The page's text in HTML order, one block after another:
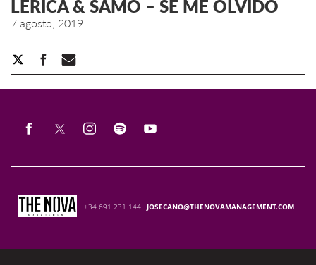
LÉRICA & SAMO – SE ME OLVIDÓ
7 agosto, 2019
+34 691 231 144 | JOSECANO@THENOVAMANAGEMENT.COM